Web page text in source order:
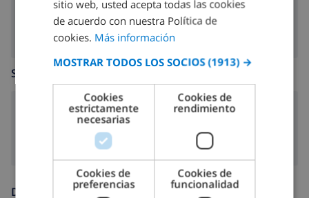
lavadora
SALA DE ESTAR
chimenea
DIVERSIÓN
FRENCH
GERMAN
CATALAN
ITALIAN
DANISH
sitio web, usted acepta todas las cookies
de acuerdo con nuestra Política de
cookies. Más información
MOSTRAR TODOS LOS SOCIOS (1913) →
Cookies
estrictamente
necesarias
Cookies de
rendimiento
Cookies de
preferencias
Cookies de
funcionalidad